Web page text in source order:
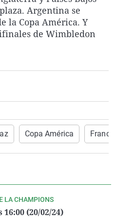
La rosa de los vientos
Gente viajera
Caso
Retornados
Extremadura
Galicia
Virales
Televisión
Argentina se
la Copa América. Y
de Wimbledon
Copa América Francia
LA CHAMPIONS
(20/02/24)